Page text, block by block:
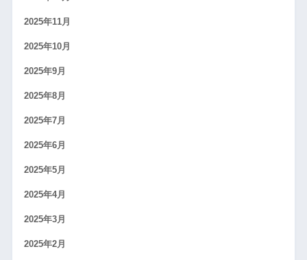
2025年11月
2025年10月
2025年9月
2025年8月
2025年7月
2025年6月
2025年5月
2025年4月
2025年3月
2025年2月